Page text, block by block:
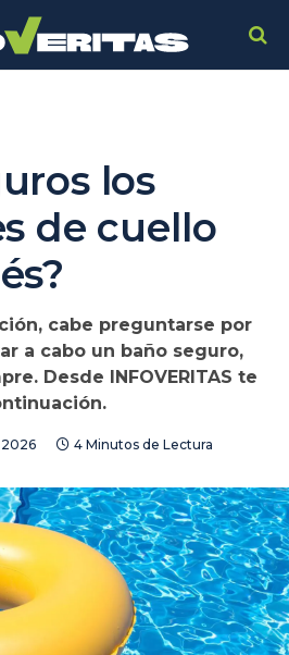
los
de cuello
cabe preguntarse por
a cabo un baño seguro,
Desde INFOVERITAS te
4 Minutos de Lectura